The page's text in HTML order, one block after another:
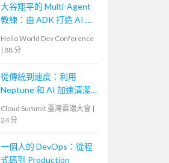
大谷翔平的 Multi-Agent
教練：由 ADK 打造 AI 教
Hello World Dev Conference
| 88 分
從傳統到速度：利用
Neptune 和 AI 加速清潔
Cloud Summit 臺灣雲端大會 |
24 分
一個人的 DevOps：從程
式碼到 Production